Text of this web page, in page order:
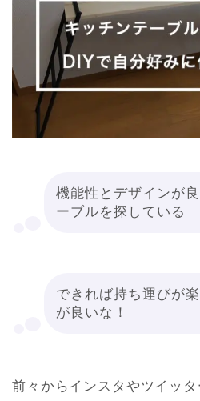
機能性とデザインが
ーブルを探している
できれば持ち運びが
が良いな！
前々からインスタやツイッ